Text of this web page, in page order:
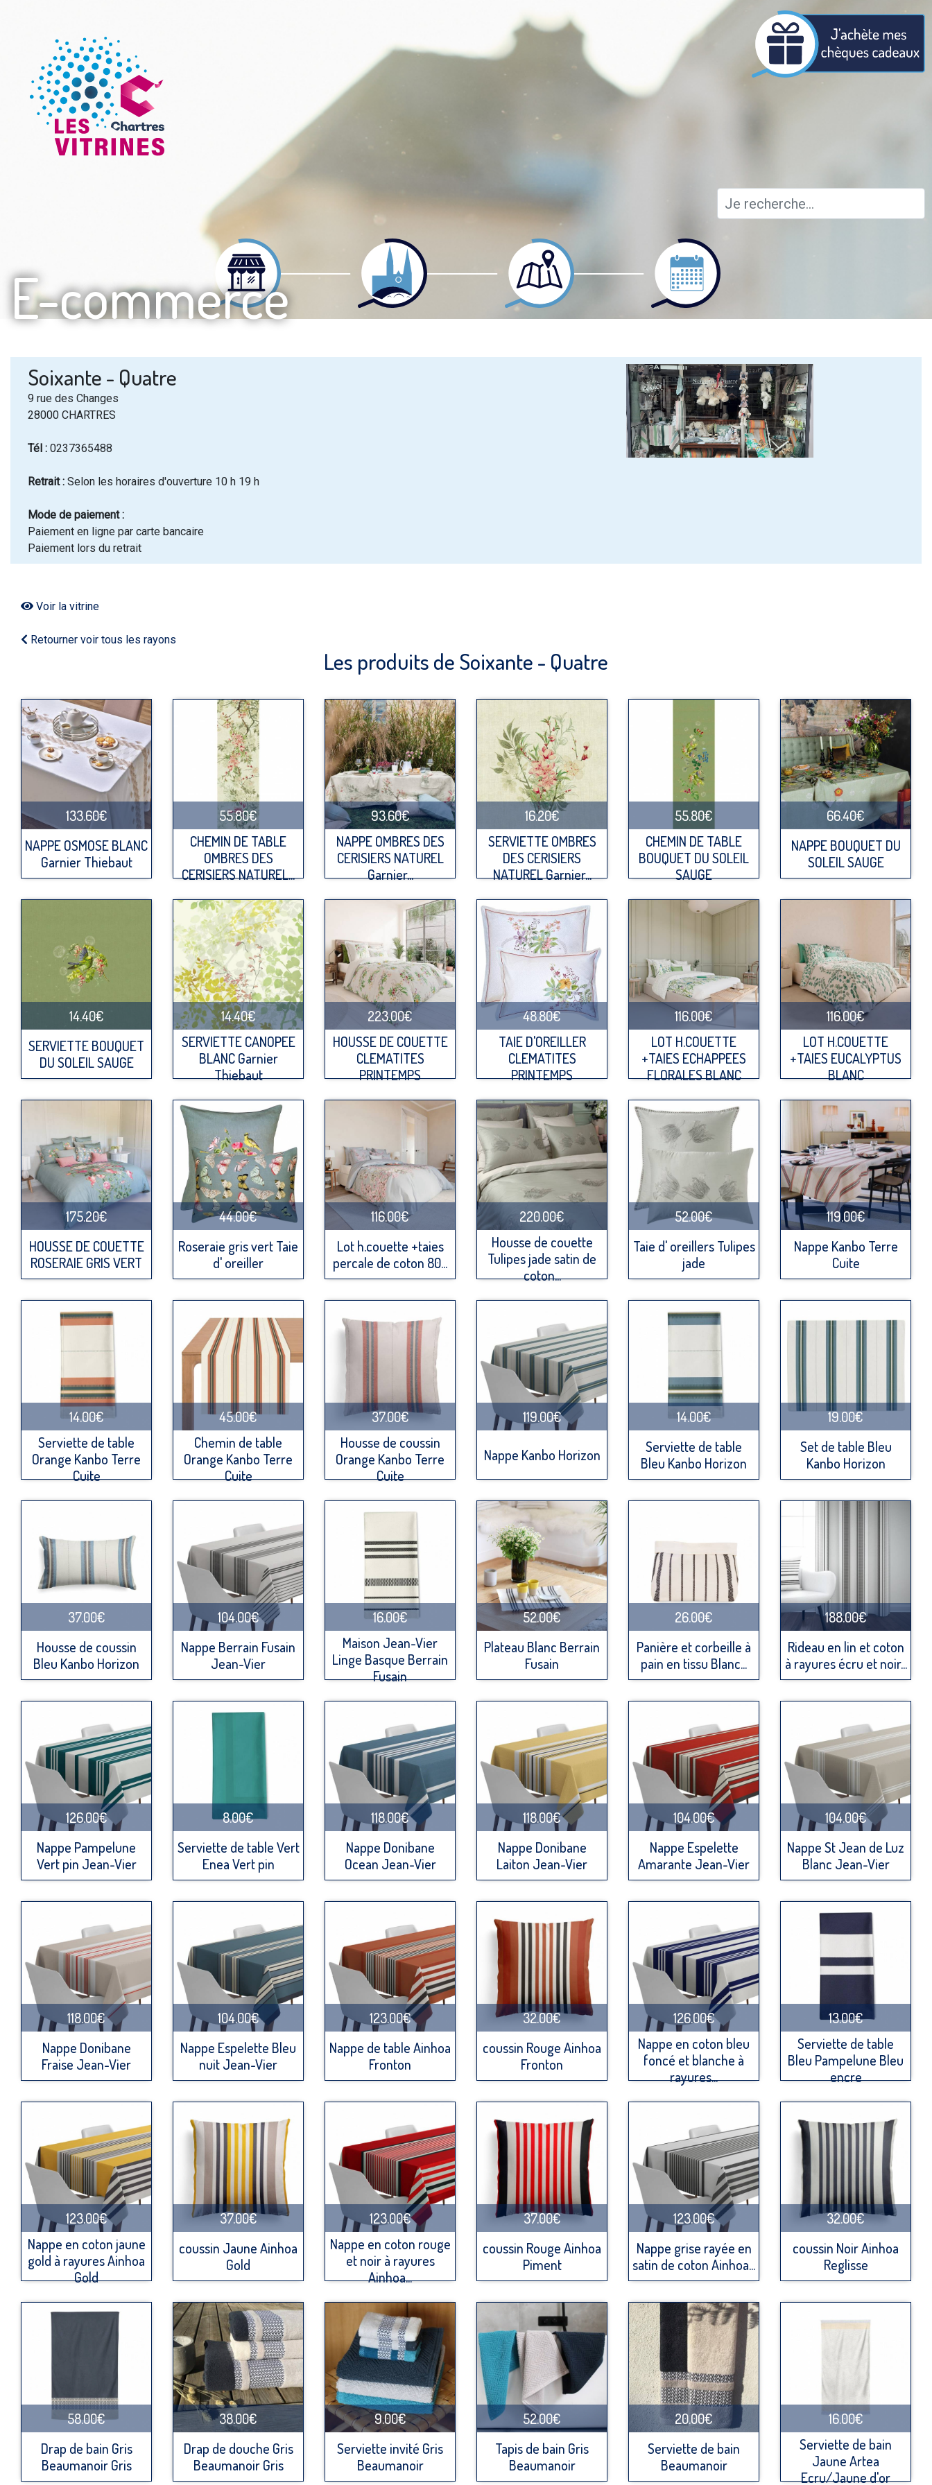
E-commerce
Soixante - Quatre
9 rue des Changes
28000 CHARTRES
Tél : 0237365488
Retrait : Selon les horaires d'ouverture 10 h 19 h
Mode de paiement :
Paiement en ligne par carte bancaire
Paiement lors du retrait
Voir la vitrine
Retourner voir tous les rayons
Les produits de Soixante - Quatre
133.60€
NAPPE OSMOSE BLANC
Garnier Thiebaut
55.80€
CHEMIN DE TABLE
OMBRES DES
CERISIERS NATUREL...
93.60€
NAPPE OMBRES DES
CERISIERS NATUREL
Garnier...
16.20€
SERVIETTE OMBRES
DES CERISIERS
NATUREL Garnier...
55.80€
CHEMIN DE TABLE
BOUQUET DU SOLEIL
SAUGE
66.40€
NAPPE BOUQUET DU
SOLEIL SAUGE
14.40€
SERVIETTE BOUQUET
DU SOLEIL SAUGE
14.40€
SERVIETTE CANOPEE
BLANC Garnier
Thiebaut
223.00€
HOUSSE DE COUETTE
CLEMATITES
PRINTEMPS
48.80€
TAIE D'OREILLER
CLEMATITES
PRINTEMPS
116.00€
LOT H.COUETTE
+TAIES ECHAPPEES
FLORALES BLANC
116.00€
LOT H.COUETTE
+TAIES EUCALYPTUS
BLANC
175.20€
HOUSSE DE COUETTE
ROSERAIE GRIS VERT
44.00€
Roseraie gris vert Taie
d' oreiller
116.00€
Lot h.couette +taies
percale de coton 80...
220.00€
Housse de couette
Tulipes jade satin de
coton...
52.00€
Taie d' oreillers Tulipes
jade
119.00€
Nappe Kanbo Terre
Cuite
14.00€
Serviette de table
Orange Kanbo Terre
Cuite
45.00€
Chemin de table
Orange Kanbo Terre
Cuite
37.00€
Housse de coussin
Orange Kanbo Terre
Cuite
119.00€
Nappe Kanbo Horizon
14.00€
Serviette de table
Bleu Kanbo Horizon
19.00€
Set de table Bleu
Kanbo Horizon
37.00€
Housse de coussin
Bleu Kanbo Horizon
104.00€
Nappe Berrain Fusain
Jean-Vier
16.00€
Maison Jean-Vier
Linge Basque Berrain
Fusain
52.00€
Plateau Blanc Berrain
Fusain
26.00€
Panière et corbeille à
pain en tissu Blanc...
188.00€
Rideau en lin et coton
à rayures écru et noir...
126.00€
Nappe Pampelune
Vert pin Jean-Vier
8.00€
Serviette de table Vert
Enea Vert pin
118.00€
Nappe Donibane
Ocean Jean-Vier
118.00€
Nappe Donibane
Laiton Jean-Vier
104.00€
Nappe Espelette
Amarante Jean-Vier
104.00€
Nappe St Jean de Luz
Blanc Jean-Vier
118.00€
Nappe Donibane
Fraise Jean-Vier
104.00€
Nappe Espelette Bleu
nuit Jean-Vier
123.00€
Nappe de table Ainhoa
Fronton
32.00€
coussin Rouge Ainhoa
Fronton
126.00€
Nappe en coton bleu
foncé et blanche à
rayures...
13.00€
Serviette de table
Bleu Pampelune Bleu
encre
123.00€
Nappe en coton jaune
gold à rayures Ainhoa
Gold
37.00€
coussin Jaune Ainhoa
Gold
123.00€
Nappe en coton rouge
et noir à rayures
Ainhoa...
37.00€
coussin Rouge Ainhoa
Piment
123.00€
Nappe grise rayée en
satin de coton Ainhoa...
32.00€
coussin Noir Ainhoa
Reglisse
58.00€
Drap de bain Gris
Beaumanoir Gris
38.00€
Drap de douche Gris
Beaumanoir Gris
9.00€
Serviette invité Gris
Beaumanoir
52.00€
Tapis de bain Gris
Beaumanoir
20.00€
Serviette de bain
Beaumanoir
16.00€
Serviette de bain
Jaune Artea
Ecru/Jaune d'or